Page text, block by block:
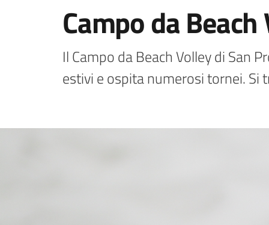
Campo da
Il Campo da Beach Volley di San
estivi e ospita numerosi tornei. Si